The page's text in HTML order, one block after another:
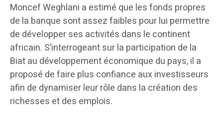
Moncef Weghlani a estimé que les fonds propres
de la banque sont assez faibles pour lui permettre
de développer ses activités dans le continent
africain. S’interrogeant sur la participation de la
Biat au développement économique du pays, il a
proposé de faire plus confiance aux investisseurs
afin de dynamiser leur rôle dans la création des
richesses et des emplois.